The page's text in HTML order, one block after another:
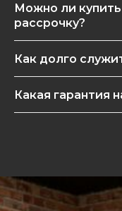
Можно ли
рассрочку?
Как долго
Какая гарантия